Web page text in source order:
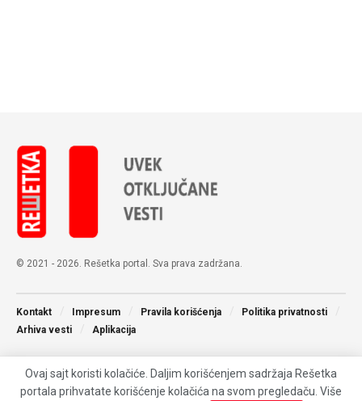
© 2021 - 2026. Rešetka portal. Sva prava zadržana.
Kontakt Impresum Pravila korišćenja
Politika privatnosti
Arhiva vesti
Aplikacija
Ovaj sajt koristi kolačiće. Daljim korišćenjem sadržaja Rešetka
portala prihvatate korišćenje kolačića na svom pregledaču. Više